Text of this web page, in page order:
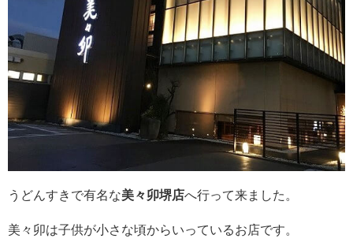
うどんすきで有名な美々卯堺店へ行って来ました。
美々卯は子供が小さな頃からいっているお店です。